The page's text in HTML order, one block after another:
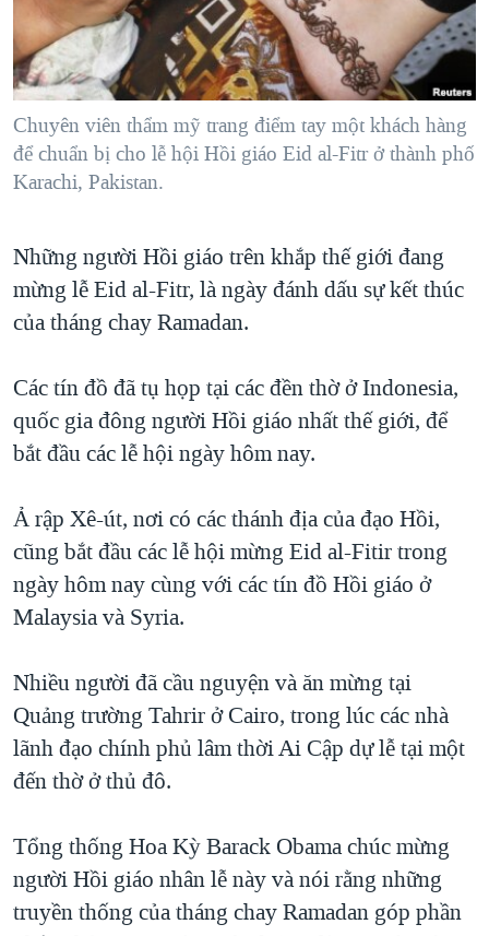
"Tìm"NGƯỜI VIỆT HẢI NGOẠI
ĐỜI SỐNG
KINH TẾ
KHOA HỌC
SỨC KHOẺ
THỂ THAO
GIÁO DỤC
HÀNH TRÌNH BẦU CỬ 2024
MỘT NĂM CHIẾN TRANH TẠI DẢI GAZA
GIẢI MÃ VÀNH ĐAI & CON ĐƯỜNG
NGÀY TỊ NẠN THẾ GIỚI
CHI PHÍ CHIẾN TRANH AFGHANISTAN
CÁC GIÁ TRỊ CỘNG HÒA Ở VIỆT NAM
TRỊNH VĨNH BÌNH VS. CHÍNH PHỦ VIỆT NAM
NGƯ DÂN VIỆT VÀ LÀN SÓNG TRỘM HẢI SÂM
QUAN HỆ VIỆT MỸ
VIDEO
NGHE
MẠNG XÃ HỘI
Chuyên viên thẩm mỹ trang điểm tay một khách hàng
để chuẩn bị cho lễ hội Hồi giáo Eid al-Fitr ở thành phố
Karachi, Pakistan.
Những người Hồi giáo trên khắp thế giới đang
mừng lễ Eid al-Fitr, là ngày đánh dấu sự kết thúc
của tháng chay Ramadan.
Các tín đồ đã tụ họp tại các đền thờ ở Indonesia,
quốc gia đông người Hồi giáo nhất thế giới, để
bắt đầu các lễ hội ngày hôm nay.
Ả rập Xê-út, nơi có các thánh địa của đạo Hồi,
cũng bắt đầu các lễ hội mừng Eid al-Fitir trong
ngày hôm nay cùng với các tín đồ Hồi giáo ở
Malaysia và Syria.
Nhiều người đã cầu nguyện và ăn mừng tại
Quảng trường Tahrir ở Cairo, trong lúc các nhà
lãnh đạo chính phủ lâm thời Ai Cập dự lễ tại một
đến thờ ở thủ đô.
Tổng thống Hoa Kỳ Barack Obama chúc mừng
người Hồi giáo nhân lễ này và nói rằng những
truyền thống của tháng chay Ramadan góp phần